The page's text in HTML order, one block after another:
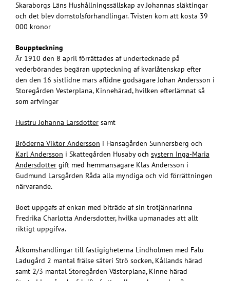
Skaraborgs Läns Hushållningssällskap av Johannas släktingar
och det blev domstolsförhandlingar. Tvisten kom att kosta 39
000 kronor
Bouppteckning
År 1910 den 8 april förrättades af undertecknade på
vederbörandes begäran uppteckning af kvarlåtenskap efter
den den 16 sistlidne mars aflidne godsägare Johan Andersson i
Storegården Vesterplana, Kinnehärad, hvilken efterlämnat så
som arfvingar
Hustru Johanna Larsdotter samt
Bröderna Viktor Andersson i Hansagården Sunnersberg och
Karl Andersson i Skattegården Husaby och systern Inga-Maria
Andersdotter gift med hemmansägare Klas Andersson i
Gudmund Larsgården Råda alla myndiga och vid förrättningen
närvarande.
Boet uppgafs af enkan med biträde af sin trotjännarinna
Fredrika Charlotta Andersdotter, hvilka upmanades att allt
riktigt uppgifva.
Åtkomshandlingar till fastigigheterna Lindholmen med Falu
Ladugård 2 mantal frälse säteri Strö socken, Kållands härad
samt 2/3 mantal Storegården Västerplana, Kinne härad